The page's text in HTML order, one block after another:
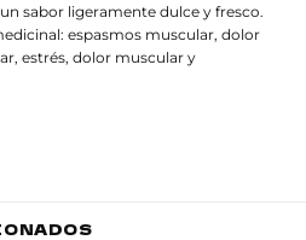
sabor ligeramente dulce y fresco.
espasmos muscular, dolor
estrés, dolor muscular y